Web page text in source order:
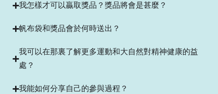
我怎樣才可以贏取獎品？獎品將會是甚麼？
帆布袋和獎品會於何時送出？
我可以在那裏了解更多運動和大自然對精神健康的益
處？
我能如何分享自己的參與過程？